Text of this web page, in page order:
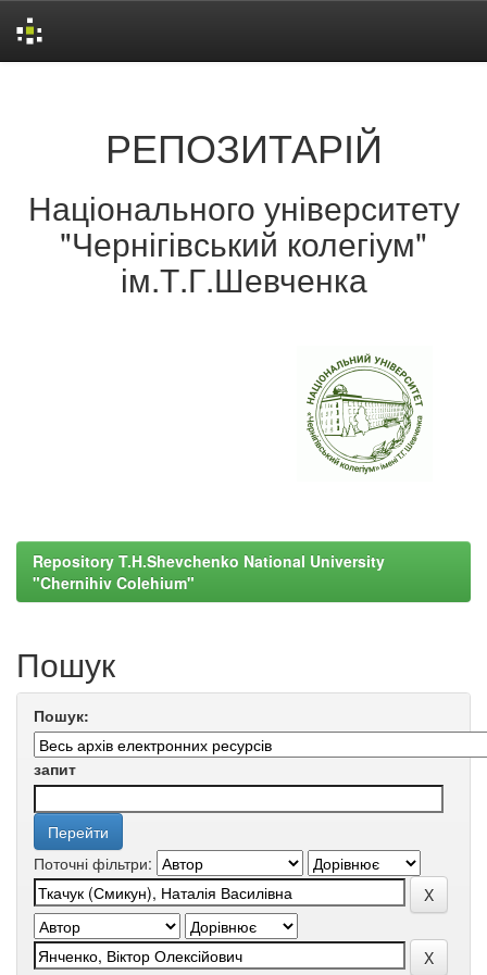
РЕПОЗИТАРІЙ
Національного університету
"Чернігівський колегіум"
ім.Т.Г.Шевченка
Repository T.H.Shevchenko National University
"Chernihiv Colehium"
Пошук
Пошук:
запит
Поточні фільтри: